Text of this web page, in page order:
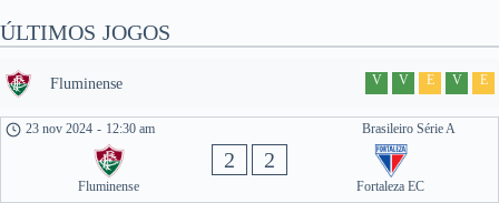
ÚLTIMOS JOGOS
Fluminense V V E V E
Brasileiro Série A
23 nov 2024 - 12:30 am
Fluminense
2 2
Fortaleza EC